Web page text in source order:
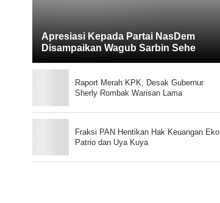
Apresiasi Kepada Partai NasDem
Disampaikan Wagub Sarbin Sehe
Raport Merah KPK, Desak Gubernur
Sherly Rombak Warisan Lama
Fraksi PAN Hentikan Hak Keuangan Eko
Patrio dan Uya Kuya